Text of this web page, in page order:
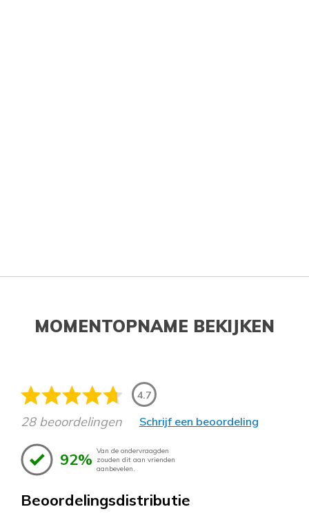
MOMENTOPNAME BEKIJKEN
4.7
28 beoordelingen Schrijf een beoordeling
92% Van de ondervraagden
zouden dit aan vrienden
aanbevelen.
Beoordelingsdistributie